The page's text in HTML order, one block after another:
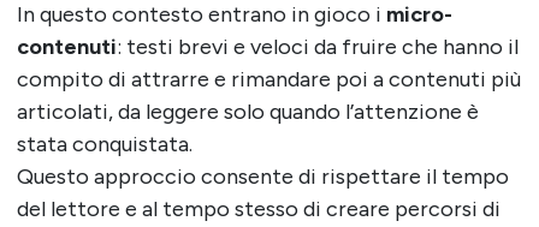
In questo contesto entrano in gioco i micro-
contenuti: testi brevi e veloci da fruire che hanno il
compito di attrarre e rimandare poi a contenuti più
articolati, da leggere solo quando l’attenzione è
stata conquistata.
Questo approccio consente di rispettare il tempo
del lettore e al tempo stesso di creare percorsi di